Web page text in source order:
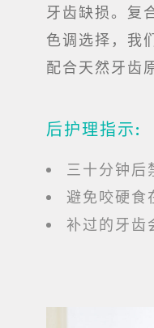
牙齿缺损。复
色调选择，我
配合天然牙齿
后护理指示:
三十分钟后
避免咬硬食
补过的牙齿